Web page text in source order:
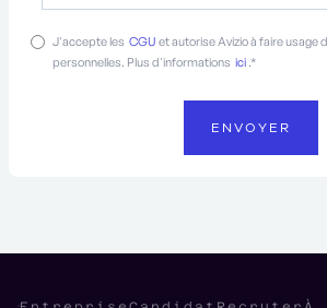
J'accepte les CGU et autorise Avizio à faire usage
personnelles. Plus d'informations ici .*